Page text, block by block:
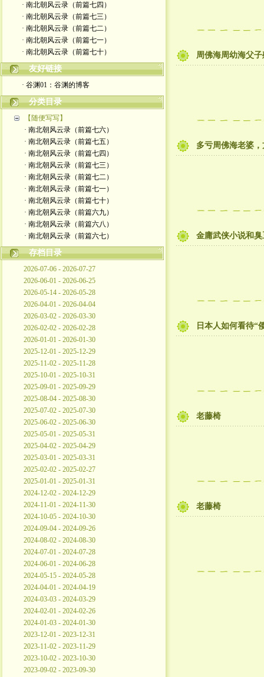
· 南北朝风云录（前篇七四）
· 南北朝风云录（前篇七三）
· 南北朝风云录（前篇七二）
· 南北朝风云录（前篇七一）
· 南北朝风云录（前篇七十）
友好链接
· 谷渊01：谷渊的博客
分类目录
【随便写写】
· 南北朝风云录（前篇七六）
· 南北朝风云录（前篇七五）
· 南北朝风云录（前篇七四）
· 南北朝风云录（前篇七三）
· 南北朝风云录（前篇七二）
· 南北朝风云录（前篇七一）
· 南北朝风云录（前篇七十）
· 南北朝风云录（前篇六九）
· 南北朝风云录（前篇六八）
· 南北朝风云录（前篇六七）
存档目录
2026-07-06 - 2026-07-27
2026-06-01 - 2026-06-25
2026-05-14 - 2026-05-28
2026-04-01 - 2026-04-04
2026-03-02 - 2026-03-30
2026-02-02 - 2026-02-28
2026-01-01 - 2026-01-30
2025-12-01 - 2025-12-29
2025-11-02 - 2025-11-28
2025-10-01 - 2025-10-31
2025-09-01 - 2025-09-29
2025-08-04 - 2025-08-30
2025-07-02 - 2025-07-30
2025-06-02 - 2025-06-30
2025-05-01 - 2025-05-31
2025-04-02 - 2025-04-29
2025-03-01 - 2025-03-31
2025-02-02 - 2025-02-27
2025-01-01 - 2025-01-31
2024-12-02 - 2024-12-29
2024-11-01 - 2024-11-30
2024-10-05 - 2024-10-30
2024-09-04 - 2024-09-26
2024-08-02 - 2024-08-30
2024-07-01 - 2024-07-28
2024-06-01 - 2024-06-28
2024-05-15 - 2024-05-28
2024-04-01 - 2024-04-19
2024-03-03 - 2024-03-29
2024-02-01 - 2024-02-26
2024-01-03 - 2024-01-30
2023-12-01 - 2023-12-31
2023-11-02 - 2023-11-29
2023-10-02 - 2023-10-30
2023-09-02 - 2023-09-30
周佛海周幼海父
多亏周佛海老婆
金庸武侠小说和臭
日本人如何看待“
老藤椅
老藤椅